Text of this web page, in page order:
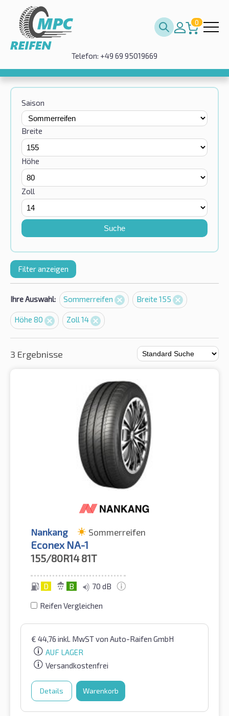
0
Telefon: +49 69 95019669
Saison
Breite
Höhe
Zoll
Suche
Filter anzeigen
Ihre Auswahl: Sommerreifen Breite 155
Höhe 80 Zoll 14
3 Ergebnisse
Nankang Sommerreifen
Econex NA-1
155/80R14 81T
D B 70 dB
Reifen Vergleichen
€ 44,76 inkl. MwSTvon Auto-Raifen GmbH
AUF LAGER
Versandkostenfrei
Details Warenkorb